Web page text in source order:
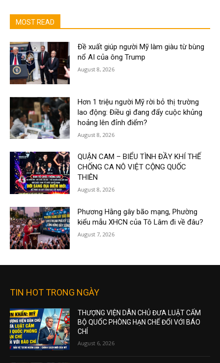
MOST READ
Đề xuất giúp người Mỹ làm giàu từ bùng
nổ AI của ông Trump
August 8, 2026
Hơn 1 triệu người Mỹ rời bỏ thị trường
lao động: Điều gì đang đẩy cuộc khủng
hoảng lên đỉnh điểm?
August 8, 2026
QUẬN CAM – BIỂU TÌNH ĐẦY KHÍ THẾ
CHỐNG CA NÔ VIỆT CỘNG QUỐC
THIÊN
August 8, 2026
Phương Hằng gây bão mạng, Phường
kiểu mẫu XHCN của Tô Lâm đi về đâu?
August 7, 2026
TIN HOT TRONG NGÀY
THƯỢNG VIỆN DÂN CHỦ ĐƯA LUẬT CẤM
BỘ QUỐC PHÒNG HẠN CHẾ ĐỐI VỚI BÁO
CHÍ
August 6, 2026